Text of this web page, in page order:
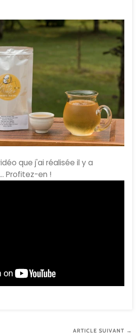
que j'ai réalisée il y a
Profitez-en !
ARTICLE SUIVANT →